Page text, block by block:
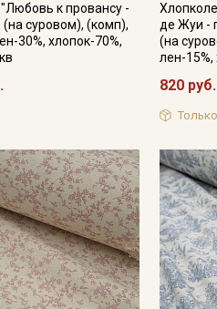
к провансу -
(на суровом), (комп),
30%, хлопок-70%,
де Жуи -
(на
лен-15%,
820 руб.